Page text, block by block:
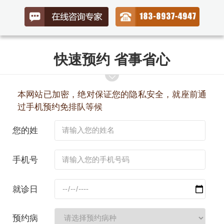
快速预约 省事省心
本网站已加密，绝对保证您的隐私安全，就座前通
过手机预约免排队等候
您的姓
手机号
就诊日
预约病